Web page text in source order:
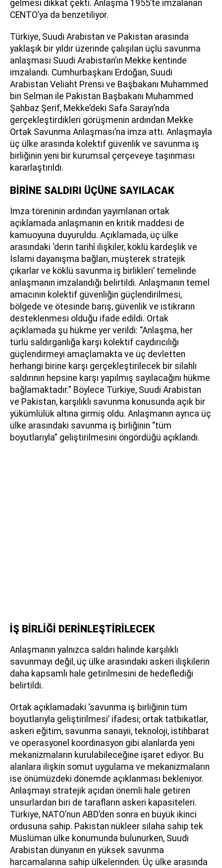
gelmesi dikkat çekti. Anlaşma 1955’te imzalanan
CENTO’ya da benzetiliyor.
Türkiye, Suudi Arabistan ve Pakistan arasında
yaklaşık bir yıldır üzerinde çalışılan üçlü savunma
anlaşması Suudi Arabistan’ın Mekke kentinde
imzalandı. Cumhurbaşkanı Erdoğan, Suudi
Arabistan Veliaht Prensi ve Başbakanı Muhammed
bin Selman ile Pakistan Başbakanı Muhammed
Şahbaz Şerif, Mekke’deki Safa Sarayı’nda
gerçekleştirdikleri görüşmenin ardından Mekke
Ortak Savunma Anlaşması’na imza attı. Anlaşmayla
üç ülke arasında kolektif güvenlik ve savunma iş
birliğinin yeni bir kurumsal çerçeveye taşınması
kararlaştırıldı.
BİRİNE SALDIRI ÜÇÜNE SAYILACAK
İmza töreninin ardından yayımlanan ortak
açıklamada anlaşmanın en kritik maddesi de
kamuoyuna duyuruldu. Açıklamada, üç ülke
arasındaki ‘derin tarihî ilişkiler, köklü kardeşlik ve
İslami dayanışma bağları, müşterek stratejik
çıkarlar ve köklü savunma iş birlikleri’ temelinde
anlaşmanın imzalandığı belirtildi. Anlaşmanın temel
amacının kolektif güvenliğin güçlendirilmesi,
bölgede ve ötesinde barış, güvenlik ve istikrarın
desteklenmesi olduğu ifade edildi. Ortak
açıklamada şu hükme yer verildi: “Anlaşma, her
türlü saldırganlığa karşı kolektif caydırıcılığı
güçlendirmeyi amaçlamakta ve üç devletten
herhangi birine karşı gerçekleştirilecek bir silahlı
saldırının hepsine karşı yapılmış sayılacağını hükme
bağlamaktadır.” Böylece Türkiye, Suudi Arabistan
ve Pakistan, karşılıklı savunma konusunda açık bir
yükümlülük altına girmiş oldu. Anlaşmanın ayrıca üç
ülke arasındaki savunma iş birliğinin “tüm
boyutlarıyla” geliştirilmesini öngördüğü açıklandı.
İŞ BİRLİĞİ DERİNLEŞTİRİLECEK
Anlaşmanın yalnızca saldırı halinde karşılıklı
savunmayı değil, üç ülke arasındaki askeri ilişkilerin
daha kapsamlı hale getirilmesini de hedeflediği
belirtildi.
Ortak açıklamadaki ‘savunma iş birliğinin tüm
boyutlarıyla geliştirilmesi’ ifadesi; ortak tatbikatlar,
askeri eğitim, savunma sanayii, teknoloji, istihbarat
ve operasyonel koordinasyon gibi alanlarda yeni
mekanizmaların kurulabileceğine işaret ediyor. Bu
alanlara ilişkin somut uygulama ve mekanizmaların
ise önümüzdeki dönemde açıklanması bekleniyor.
Anlaşmayı stratejik açıdan önemli hale getiren
unsurlardan biri de tarafların askeri kapasiteleri.
Türkiye, NATO’nun ABD’den sonra en büyük ikinci
ordusuna sahip. Pakistan nükleer silaha sahip tek
Müslüman ülke konumunda bulunurken, Suudi
Arabistan dünyanın en yüksek savunma
harcamalarına sahip ülkelerinden. Üç ülke arasında